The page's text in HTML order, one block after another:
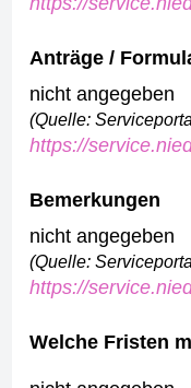
Anträge /
nicht angegeben
(Quelle:
https://
Bemerkungen
nicht angegeben
(Quelle:
https://
Welche Fristen